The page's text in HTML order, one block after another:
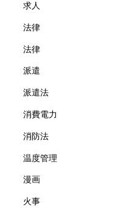
求人
法律
法律
派遣
派遣法
消費電力
消防法
温度管理
漫画
火事